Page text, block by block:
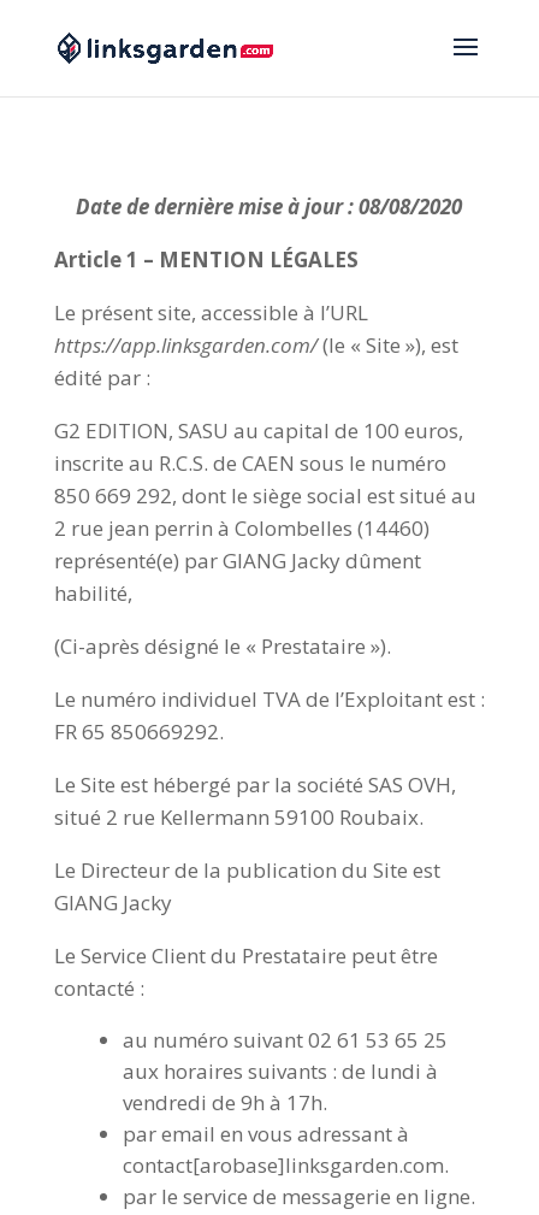
Date de dernière mise à jour : 08/08/2020
Article 1 – MENTION LÉGALES
Le présent site, accessible à l’URL
https://app.linksgarden.com/(le « Site »), est
édité par :
G2 EDITION, SASU au capital de 100 euros,
inscrite au R.C.S. de CAEN sous le numéro
850 669 292, dont le siège social est situé au
2 rue jean perrin à Colombelles (14460)
représenté(e) par GIANG Jacky dûment
habilité,
(Ci-après désigné le « Prestataire »).
Le numéro individuel TVA de l’Exploitant est :
FR 65 850669292.
Le Site est hébergé par la société SAS OVH,
situé 2 rue Kellermann 59100 Roubaix.
Le Directeur de la publication du Site est
GIANG Jacky
Le Service Client du Prestataire peut être
contacté :
au numéro suivant 02 61 53 65 25
aux horaires suivants : de lundi à
vendredi de 9h à 17h.
par email en vous adressant à
contact[arobase]linksgarden.com.
par le service de messagerie en ligne.